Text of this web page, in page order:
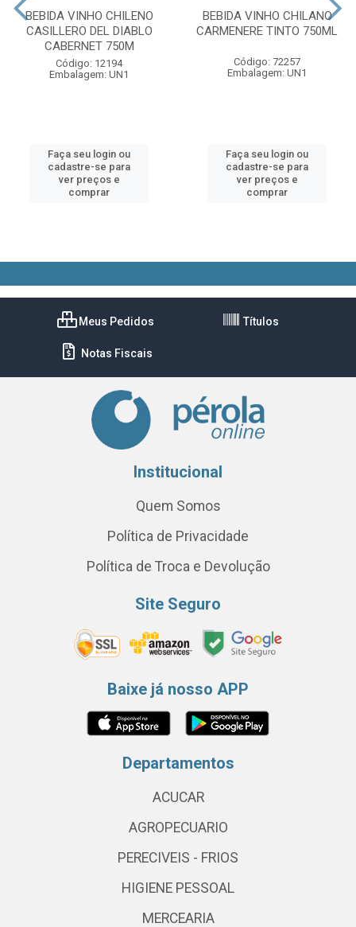
BEBIDA VINHO CHILENO
CASILLERO DEL DIABLO
CABERNET 750M
Código: 12194
Embalagem: UN1
Faça seu login ou
cadastre-se para
ver preços e
comprar
BEBIDA VINHO CHILANO
CARMENERE TINTO 750ML
Código: 72257
Embalagem: UN1
Faça seu login ou
cadastre-se para
ver preços e
comprar
Meus Pedidos Títulos
Notas Fiscais
Institucional
Quem Somos
Política de Privacidade
Política de Troca e Devolução
Site Seguro
Baixe já nosso APP
Departamentos
ACUCAR
AGROPECUARIO
PERECIVEIS - FRIOS
HIGIENE PESSOAL
MERCEARIA